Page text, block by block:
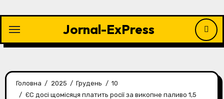
контенту
Jornal-ExPress
Головна 2025 Грудень
10
ЄС досі щомісяця платить росії за викопне паливо 1,5